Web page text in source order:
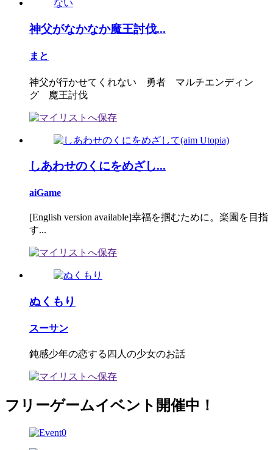
神父がなかなか魔王討伐...
まと
神父が行かせてくれない 勇者 マルチエンディン
グ 魔王討伐
しあわせのくにをめざし...
aiGame
[English version available]幸福を掴むために。楽園を目指
す...
ぬくもり
スーサン
鈍感少年の恋する四人の少女のお話
フリーゲームイベント開催中！